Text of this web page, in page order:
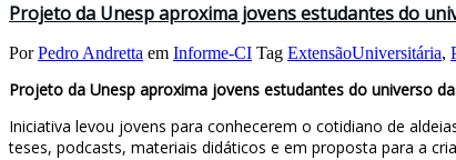
Projeto da Unesp aproxima jovens estudantes do
PorPedro Andretta em Informe-CI Tag ExtensãoUniversitária,
Projeto da Unesp aproxima jovens estudantes do universo
Iniciativa levou jovens para conhecerem o cotidiano de
teses, podcasts, materiais didáticos e em proposta para a